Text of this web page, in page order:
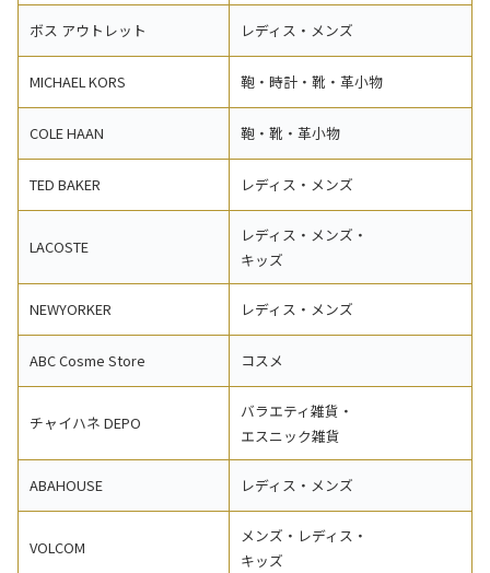
ボス アウトレット レディス・メンズ
MICHAEL KORS 鞄・時計・靴・革小物
COLE HAAN 鞄・靴・革小物
TED BAKER レディス・メンズ
LACOSTE
レディス・メンズ・
キッズ
NEWYORKER レディス・メンズ
ABC Cosme Store コスメ
チャイハネ DEPO
バラエティ雑貨・
エスニック雑貨
ABAHOUSE レディス・メンズ
VOLCOM
メンズ・レディス・
キッズ